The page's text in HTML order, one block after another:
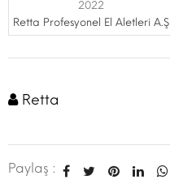
2022
Retta Profesyonel El Aletleri A.Ş
Retta
Paylaş :